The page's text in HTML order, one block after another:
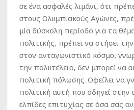
σε ένα ασφαλές λιμάνι, ότι
στους Ολυμπιακούς Αγώνες,
μία δύσκολη περίοδο για τα
πολιτικής, πρέπει να στήσει
στον ανταγωνιστικό κόσμο,
την πολυτέλεια, δεν μπορεί να
πολιτική πόλωσης. Οφείλει να
πολιτική αυτή που οδηγεί στην
ελπίδες επιτυχίας σε όσα σας